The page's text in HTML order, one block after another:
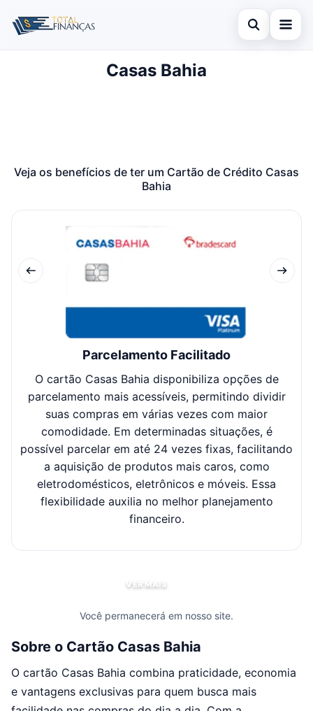
Abrir busca
Casas Bahia
Veja os benefícios de ter um Cartão de Crédito Casas
Bahia
Parcelamento Facilitado
O cartão Casas Bahia disponibiliza opções de
parcelamento mais acessíveis, permitindo dividir
suas compras em várias vezes com maior
comodidade. Em determinadas situações, é
possível parcelar em até 24 vezes fixas, facilitando
a aquisição de produtos mais caros, como
eletrodomésticos, eletrônicos e móveis. Essa
flexibilidade auxilia no melhor planejamento
financeiro.
VER MAIS
Você permanecerá em nosso site.
Sobre o Cartão Casas Bahia
O cartão Casas Bahia combina praticidade, economia
e vantagens exclusivas para quem busca mais